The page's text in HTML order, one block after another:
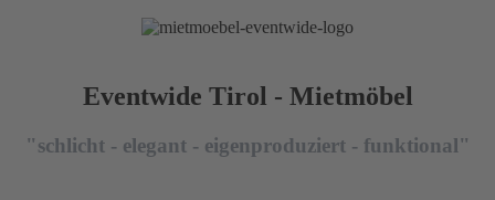
Eventwide Tirol - Mietmöbel
"schlicht - elegant - eigenproduziert - funktional"